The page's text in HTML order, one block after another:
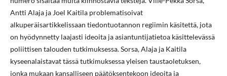
Antti Alaja ja Joel Kaitila problematisoivat
alkuperäisartikkelissaan tiedontuotannon regiimin käsitettä, jota
on hyödynnetty laajasti ideoita ja asiantuntijatietoa käsittelevässä
poliittisen talouden tutkimuksessa. Sorsa, Alaja ja Kaitila
kyseenalaistavat tässä tutkimuksessa yleisen taustaoletuksen,
jonka mukaan kansalliseen päätöksentekoon ideoita ja